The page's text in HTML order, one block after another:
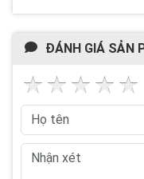
ĐÁNH GIÁ SẢN